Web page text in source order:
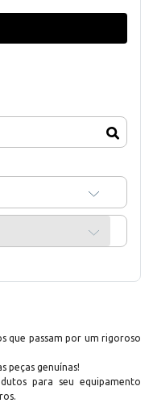
que passam por um rigoroso
peças genuínas!
para seu equipamento